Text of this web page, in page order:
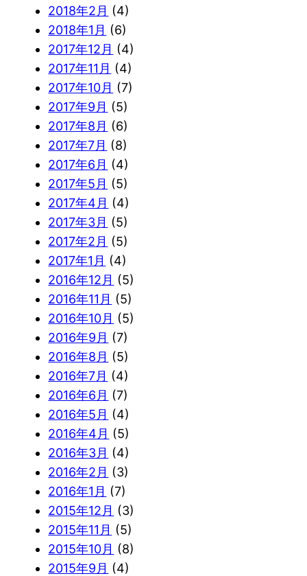
2018年2月 (4)
2018年1月 (6)
2017年12月 (4)
2017年11月 (4)
2017年10月 (7)
2017年9月 (5)
2017年8月 (6)
2017年7月 (8)
2017年6月 (4)
2017年5月 (5)
2017年4月 (4)
2017年3月 (5)
2017年2月 (5)
2017年1月 (4)
2016年12月 (5)
2016年11月 (5)
2016年10月 (5)
2016年9月 (7)
2016年8月 (5)
2016年7月 (4)
2016年6月 (7)
2016年5月 (4)
2016年4月 (5)
2016年3月 (4)
2016年2月 (3)
2016年1月 (7)
2015年12月 (3)
2015年11月 (5)
2015年10月 (8)
2015年9月 (4)